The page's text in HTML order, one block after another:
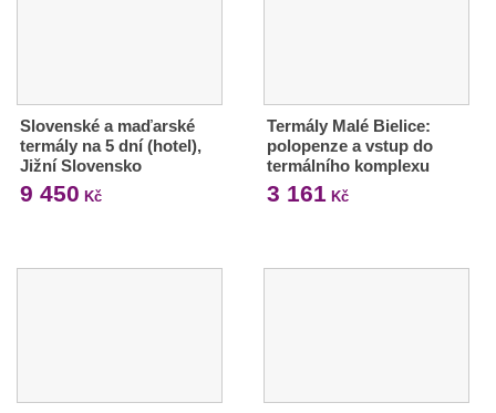
Slovenské a maďarské
termály na 5 dní (hotel),
Jižní Slovensko
9 450 Kč
Termály Malé Bielice:
polopenze a vstup do
termálního komplexu
3 161 Kč